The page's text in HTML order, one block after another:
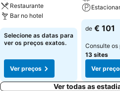
Restaurante
Bar no hotel
Selecione as datas para
ver os preços exatos.
Ver preços
de € 101
Consulte os
13 sites
Ver
Ver todas as